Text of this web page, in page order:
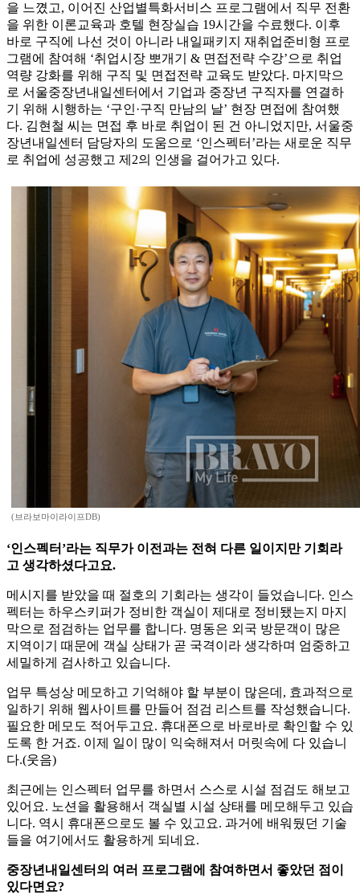
을 느꼈고, 이어진 산업별특화서비스 프로그램에서 직무 전환
을 위한 이론교육과 호텔 현장실습 19시간을 수료했다. 이후
바로 구직에 나선 것이 아니라 내일패키지 재취업준비형 프로
그램에 참여해 ‘취업시장 뽀개기 & 면접전략 수강’으로 취업
역량 강화를 위해 구직 및 면접전략 교육도 받았다. 마지막으
로 서울중장년내일센터에서 기업과 중장년 구직자를 연결하
기 위해 시행하는 ‘구인·구직 만남의 날’ 현장 면접에 참여했
다. 김현철 씨는 면접 후 바로 취업이 된 건 아니었지만, 서울중
장년내일센터 담당자의 도움으로 ‘인스펙터’라는 새로운 직무
로 취업에 성공했고 제2의 인생을 걸어가고 있다.
(브라보마이라이프DB)
‘인스펙터’라는 직무가 이전과는 전혀 다른 일이지만 기회라
고 생각하셨다고요.
메시지를 받았을 때 절호의 기회라는 생각이 들었습니다. 인스
펙터는 하우스키퍼가 정비한 객실이 제대로 정비됐는지 마지
막으로 점검하는 업무를 합니다. 명동은 외국 방문객이 많은
지역이기 때문에 객실 상태가 곧 국격이라 생각하며 엄중하고
세밀하게 검사하고 있습니다.
업무 특성상 메모하고 기억해야 할 부분이 많은데, 효과적으로
일하기 위해 웹사이트를 만들어 점검 리스트를 작성했습니다.
필요한 메모도 적어두고요. 휴대폰으로 바로바로 확인할 수 있
도록 한 거죠. 이제 일이 많이 익숙해져서 머릿속에 다 있습니
다.(웃음)
최근에는 인스펙터 업무를 하면서 스스로 시설 점검도 해보고
있어요. 노션을 활용해서 객실별 시설 상태를 메모해두고 있습
니다. 역시 휴대폰으로도 볼 수 있고요. 과거에 배워뒀던 기술
들을 여기에서도 활용하게 되네요.
중장년내일센터의 여러 프로그램에 참여하면서 좋았던 점이
있다면요?